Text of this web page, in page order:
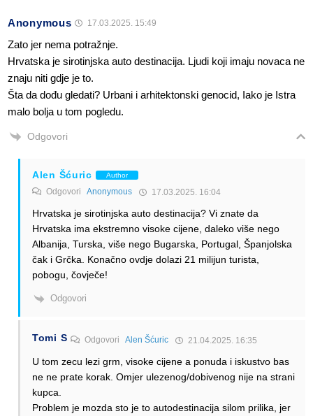
Anonymous 17.03.2025. 15:49
Zato jer nema potražnje.
Hrvatska je sirotinjska auto destinacija. Ljudi koji imaju novaca ne
znaju niti gdje je to.
Šta da dođu gledati? Urbani i arhitektonski genocid, Iako je Istra
malo bolja u tom pogledu.
Odgovori
Alen Šćuric Author
Odgovori Anonymous 17.03.2025. 16:04
Hrvatska je sirotinjska auto destinacija? Vi znate da
Hrvatska ima ekstremno visoke cijene, daleko više nego
Albanija, Turska, više nego Bugarska, Portugal, Španjolska
čak i Grčka. Konačno ovdje dolazi 21 milijun turista,
pobogu, čovječe!
Odgovori
Tomi S OdgovoriAlen Šćuric 21.04.2025. 16:35
U tom zecu lezi grm, visoke cijene a ponuda i iskustvo bas
ne ne prate korak. Omjer ulezenog/dobivenog nije na strani
kupca.
Problem je mozda sto je to autodestinacija silom prilika, jer